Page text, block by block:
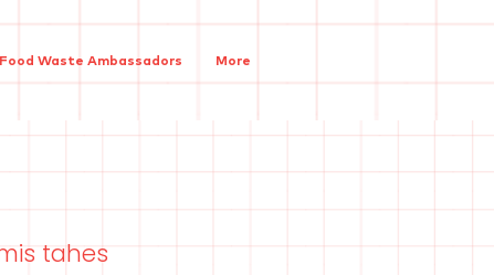
Waste Ambassadors More
tahes